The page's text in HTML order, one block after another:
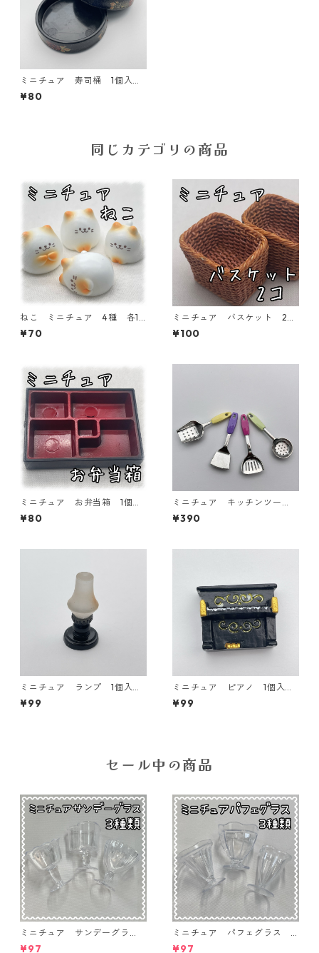
ミニチュア 寿司桶 1個入り
【MNT-tub-b】
¥80
同じカテゴリの商品
ねこ ミニチュア 4種 各1
個入り 【MNT-NK】
¥70
ミニチュア バスケット 2個
入り【MNT-2PーBKT】
¥100
ミニチュア お弁当箱 1個入
り 【MNT-L box】
¥80
ミニチュア キッチンツー
ル 4個入り【MNT-sa-11】
¥390
ミニチュア ランプ 1個入り
【MNT-sa-10】
¥99
ミニチュア ピアノ 1個入り
【MNT-sa-09】
¥99
セール中の商品
ミニチュア サンデーグラ
ス 3個入り【MNT-GLS-3P-
¥97
ミニチュア パフェグラス 3
個入り【MNT-GLS-3P-03】
¥97